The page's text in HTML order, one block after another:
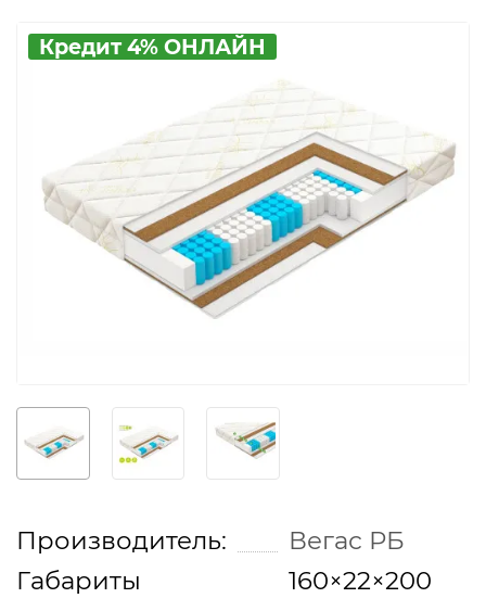
Кредит 4% ОНЛАЙН
Производитель:
Вегас РБ
Габариты
160×22×200